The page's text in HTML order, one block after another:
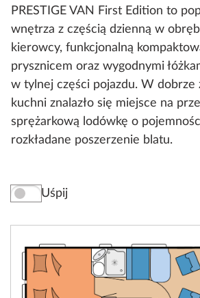
PRESTIGE VAN First Edition to
wnętrza z częścią dzienną w
kierowcy, funkcjonalną
prysznicem oraz wygodnymi
w tylnej części pojazdu. W dobrze
kuchni znalazło się miejsce na
sprężarkową lodówkę o
rozkładane poszerzenie blatu.
Uśpij